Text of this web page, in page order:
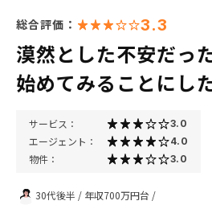
総合評価： 3.3
漠然とした不安だっ
始めてみることにし
サービス： 3.0
エージェント： 4.0
物件： 3.0
30代後半 / 年収700万円台 /